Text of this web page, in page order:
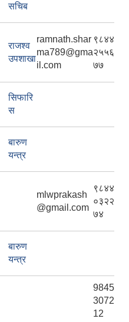
सचिब
राजश्व
उपशाखा
ramnath.shar
ma789@gma
il.com
९८४४
२५५६
७७
सिफारि
स
बारुण
यन्त्र
mlwprakash
@gmail.com
९८४४
०३२२
७४
बारुण
यन्त्र
9845
3072
12